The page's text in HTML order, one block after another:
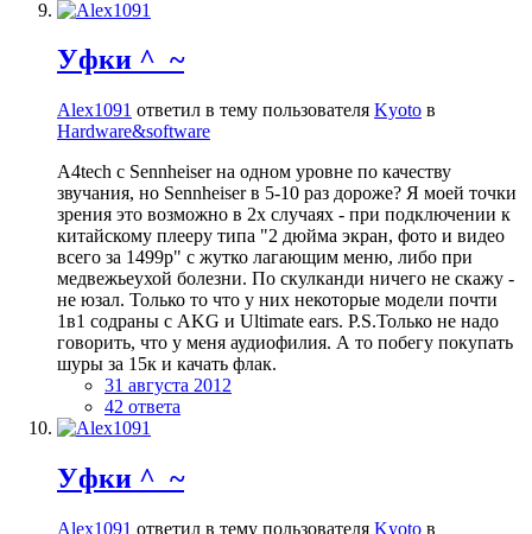
Уфки ^_~
Alex1091 ответил в тему пользователя Kyoto в
Hardware&software
A4tech с Sennheiser на одном уровне по качеству
звучания, но Sennheiser в 5-10 раз дороже? Я моей точки
зрения это возможно в 2х случаях - при подключении к
китайскому плееру типа "2 дюйма экран, фото и видео
всего за 1499р" с жутко лагающим меню, либо при
медвежьеухой болезни. По скулканди ничего не скажу -
не юзал. Только то что у них некоторые модели почти
1в1 содраны с AKG и Ultimate ears. P.S.Только не надо
говорить, что у меня аудиофилия. А то побегу покупать
шуры за 15к и качать флак.
31 августа 2012
42 ответа
Уфки ^_~
Alex1091 ответил в тему пользователя Kyoto в